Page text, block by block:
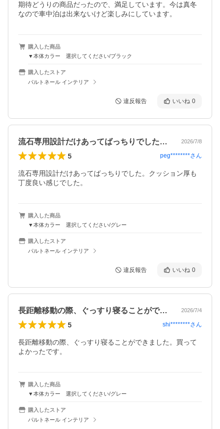
期待どうりの商品だったので、満足しています。今は真冬
なので車中泊は出来ないけど楽しみにしています。
購入した商品
▼本体カラー 選択してください/ブラック
購入したストア
パルトネール インテリア
違反報告 いいね 0
流石専用設計だけあってばっちりでした。… 2026/7/8
5 peg********さん
流石専用設計だけあってばっちりでした。クッション厚も
丁度良い感じでした。
購入した商品
▼本体カラー 選択してください/グレー
購入したストア
パルトネール インテリア
違反報告 いいね 0
長距離移動の際、ぐっすり寝ることができ… 2026/7/4
5 shi********さん
長距離移動の際、ぐっすり寝ることができました。買って
よかったです。
購入した商品
▼本体カラー 選択してください/グレー
購入したストア
パルトネール インテリア